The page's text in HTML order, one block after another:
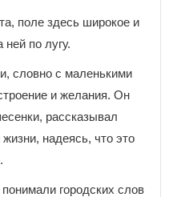
поле здесь широкое и
по лугу.
словно с маленькими
и желания. Он
рассказывал
надеясь, что это
городских слов